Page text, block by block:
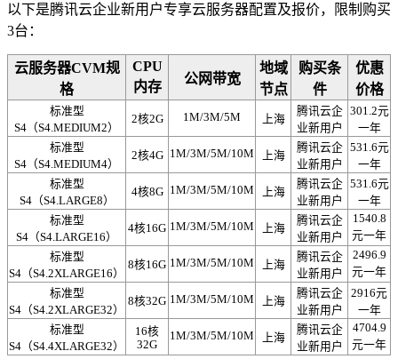
以下是腾讯云企业新用户专享云服务器配置及报价，限制购买
3台：
云服务器CVM规
格
CPU
内存
公网带宽
地域
节点
购买条
件
优惠
价格
标准型
S4（S4.MEDIUM2）
2核2G 1M/3M/5M 上海
腾讯云企
业新用户
301.2元
一年
标准型
S4（S4.MEDIUM4）
2核4G 1M/3M/5M/10M 上海
腾讯云企
业新用户
531.6元
一年
标准型
S4（S4.LARGE8）
4核8G 1M/3M/5M/10M 上海
腾讯云企
业新用户
531.6元
一年
标准型
S4（S4.LARGE16）
4核16G 1M/3M/5M/10M 上海
腾讯云企
业新用户
1540.8
元一年
标准型
S4（S4.2XLARGE16）
8核16G 1M/3M/5M/10M 上海
腾讯云企
业新用户
2496.9
元一年
标准型
S4（S4.2XLARGE32）
8核32G 1M/3M/5M/10M 上海
腾讯云企
业新用户
2916元
一年
标准型
S4（S4.4XLARGE32）
16核
32G
1M/3M/5M/10M 上海
腾讯云企
业新用户
4704.9
元一年